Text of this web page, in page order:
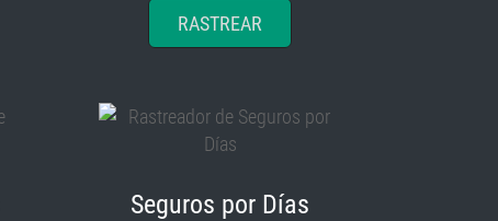
RASTREAR
Seguros por Días